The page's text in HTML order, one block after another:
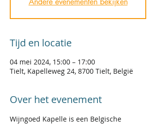
Tijd en locatie
04 mei 2024, 15:00 – 17:00
Tielt, Kapelleweg 24, 8700 Tielt, België
Over het evenement
Wijngoed Kapelle is een Belgische